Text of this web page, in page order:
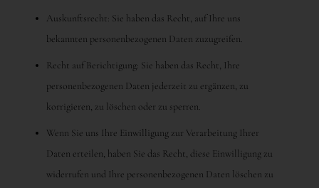
Auskunftsrecht: Sie haben das Recht, auf Ihre uns
bekannten personenbezogenen Daten zuzugreifen.
Recht auf Berichtigung: Sie haben das Recht, Ihre
personenbezogenen Daten jederzeit zu ergänzen, zu
korrigieren, zu löschen oder zu sperren.
Wenn Sie uns Ihre Einwilligung zur Verarbeitung Ihrer
Daten erteilen, haben Sie das Recht, diese Einwilligung zu
widerrufen und Ihre personenbezogenen Daten löschen zu